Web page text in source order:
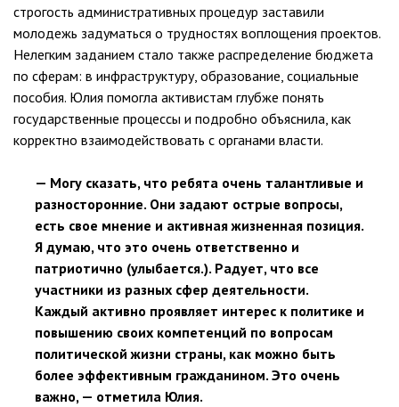
строгость административных процедур заставили
молодежь задуматься о трудностях воплощения проектов.
Нелегким заданием стало также распределение бюджета
по сферам: в инфраструктуру, образование, социальные
пособия. Юлия помогла активистам глубже понять
государственные процессы и подробно объяснила, как
корректно взаимодействовать с органами власти.
— Могу сказать, что ребята очень талантливые и
разносторонние. Они задают острые вопросы,
есть свое мнение и активная жизненная позиция.
Я думаю, что это очень ответственно и
патриотично (улыбается.). Радует, что все
участники из разных сфер деятельности.
Каждый активно проявляет интерес к политике и
повышению своих компетенций по вопросам
политической жизни страны, как можно быть
более эффективным гражданином. Это очень
важно, — отметила Юлия.